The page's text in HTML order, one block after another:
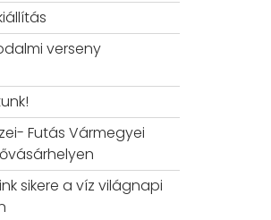
verseny
Futás Vármegyei
sikere a víz világnapi